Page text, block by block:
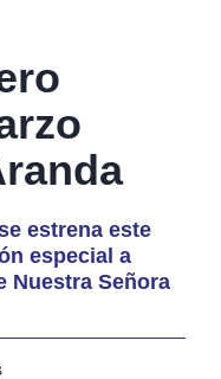
estrena este
especial a
Nuestra Señora